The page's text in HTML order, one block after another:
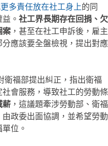
多責任放在社工身上的同
。 社工界長期存在回捐、欠
案 ，甚至在社工申訴後，雇主
應該要全盤檢視，提出對應
衛福部提出糾正，指出衛福
會服務，導致社工的勞動條
薪 ，這議題牽涉勞動部、衛福
政委出面協調，並希望勞動
位。